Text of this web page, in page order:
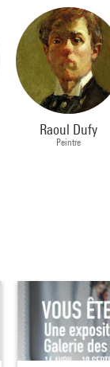
Raoul Dufy
Peintre